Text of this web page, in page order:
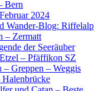
Bern
2024
Wan­der-Blog: Rif­fel­alp
– Zermatt
der Seeräuber
– Pfäf­fi­kon SZ
– Grep­pen – Weggis
Halenbrücke